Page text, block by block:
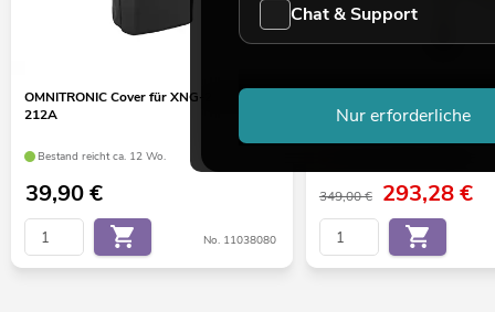
OMNITRONIC Cover für XNG-212/XNG-
212A
Bestand reicht ca. 12 Wo.
39,90€
No. 11038080
schwer entflammbar, 190cm
349,00 € 293,28€
Chat & Support
Nur erforderliche